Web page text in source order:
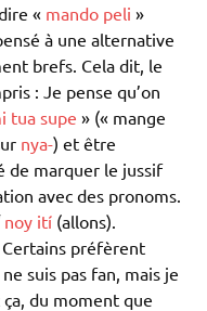
« mando peli »
à une alternative
brefs. Cela dit, le
: Je pense qu’on
tua supe » (« mange
nya-) et être
de marquer le jussif
avec des pronoms.
noy ití (allons).
Certains préfèrent
suis pas fan, mais je
du moment que